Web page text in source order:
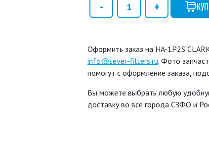
Оформить заказ на HA-1P2S
info@sever-filters.ru. Фото
помогут с оформление заказа,
Вы можете выбрать любую
доставку во все города СЗФО и